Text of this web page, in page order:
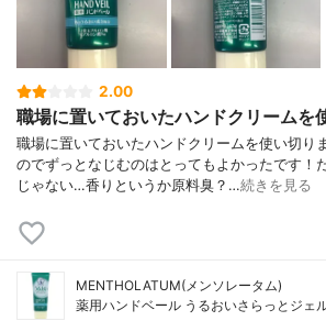
2.00
職場に置いておいたハンドクリームを
職場に置いておいたハンドクリームを使い切り
のでずっとなじむのはとってもよかったです！
じゃない…香りというか原料臭？…続きを見る
MENTHOLATUM(メンソレータム)
薬用ハンドベール うるおいさらっとジェ